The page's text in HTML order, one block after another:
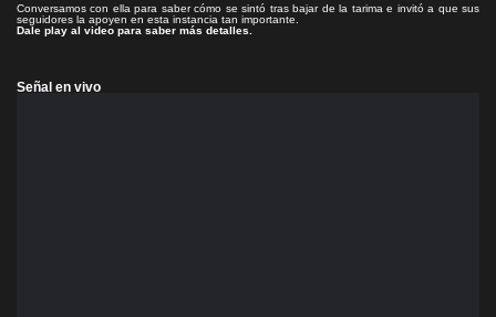
Conversamos con ella para saber cómo se sintó tras bajar de la tarima e invitó a que sus
seguidores la apoyen en esta instancia tan importante.
Dale play al video para saber más detalles.
Señal en vivo